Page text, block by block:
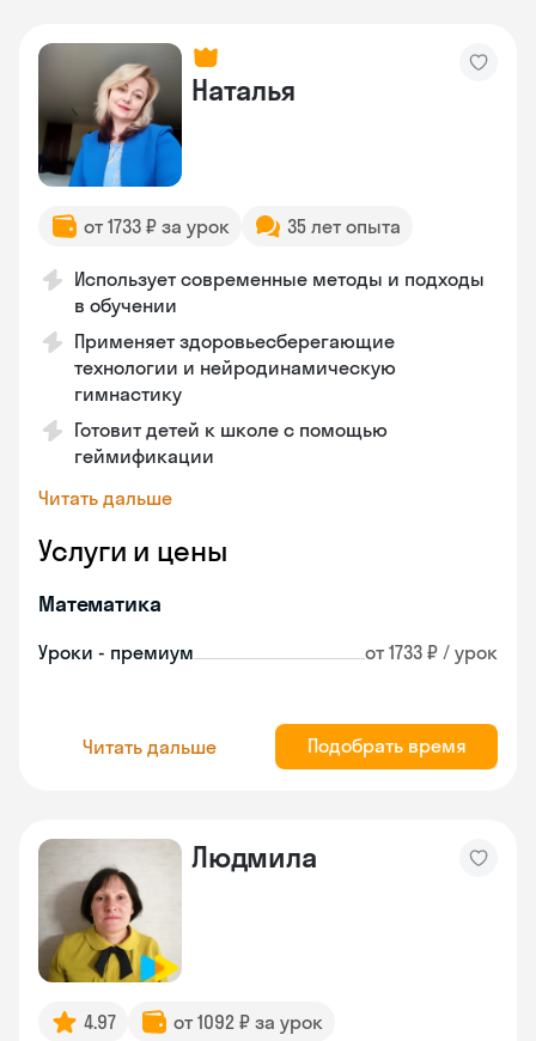
Наталья
от 1733 ₽ за урок 35 лет опыта
Использует современные методы и подходы
в обучении
Применяет здоровьесберегающие
технологии и нейродинамическую
гимнастику
Готовит детей к школе с помощью
геймификации
Читать дальше
Услуги и цены
Математика
Уроки - премиум от 1733 ₽ / урок
Читать дальше Подобрать время
Людмила
4.97
от 1092 ₽ за урок